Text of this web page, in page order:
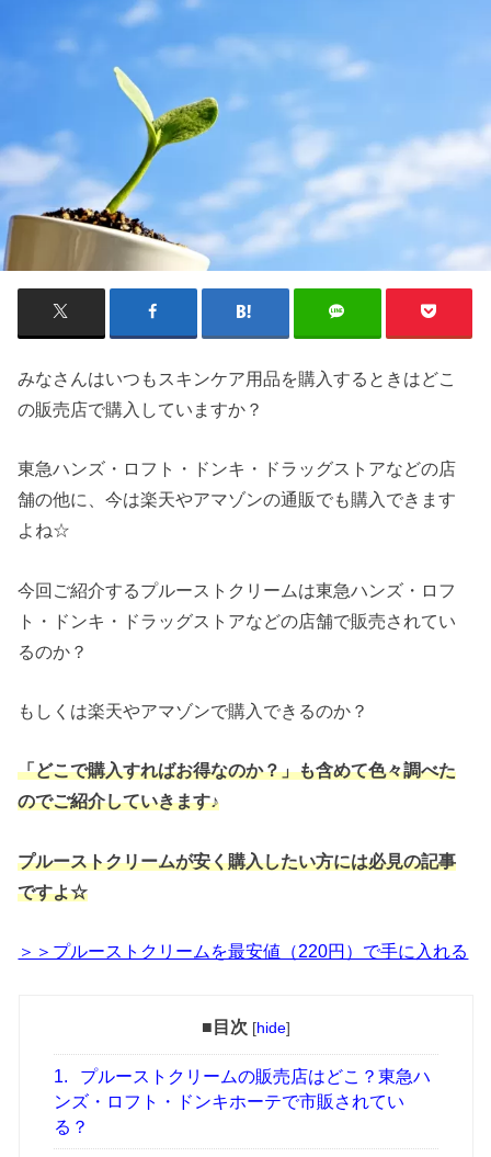
みなさんはいつもスキンケア用品を購入するときはどこ
の販売店で購入していますか？
東急ハンズ・ロフト・ドンキ・ドラッグストアなどの店
舗の他に、今は楽天やアマゾンの通販でも購入できます
よね☆
今回ご紹介するプルーストクリームは東急ハンズ・ロフ
ト・ドンキ・ドラッグストアなどの店舗で販売されてい
るのか？
もしくは楽天やアマゾンで購入できるのか？
「どこで購入すればお得なのか？」も含めて色々調べた
のでご紹介していきます♪
プルーストクリームが安く購入したい方には必見の記事
ですよ☆
＞＞プルーストクリームを最安値（220円）で手に入れる
■目次 [hide]
1.
プルーストクリームの販売店はどこ？東急ハ
ンズ・ロフト・ドンキホーテで市販されてい
る？